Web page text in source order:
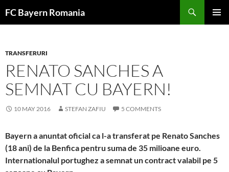
toFC Bayern Romania
TRANSFERURI
RENATO SANCHES A
SEMNAT CU BAYERN!
10 MAY 2016 STEFAN ZAFIU 5 COMMENTS
Bayern a anuntat oficial ca l-a transferat pe Renato Sanches
(18 ani) de la Benfica pentru suma de 35 milioane euro.
Internationalul portughez a semnat un contract valabil pe 5